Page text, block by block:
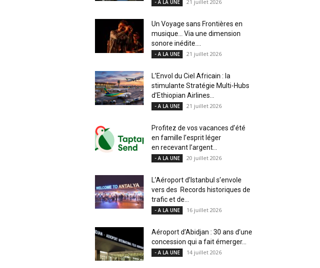
- A LA UNE 21 juillet 2026
Un Voyage sans Frontières en
musique… Via une dimension
sonore inédite....
- A LA UNE 21 juillet 2026
L’Envol du Ciel Africain : la
stimulante Stratégie Multi-Hubs
d’Ethiopian Airlines...
- A LA UNE 21 juillet 2026
Profitez de vos vacances d’été
en famille l’esprit léger
en recevant l’argent...
- A LA UNE 20 juillet 2026
L’Aéroport d’Istanbul s’envole
vers des Records historiques de
trafic et de...
- A LA UNE 16 juillet 2026
Aéroport d’Abidjan : 30 ans d’une
concession qui a fait émerger...
- A LA UNE 14 juillet 2026